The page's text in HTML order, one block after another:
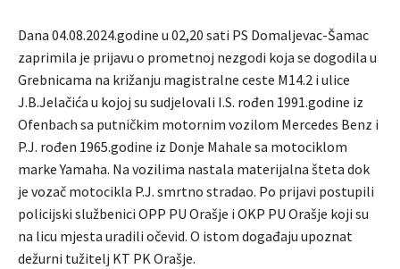
Dana 04.08.2024.godine u 02,20 sati PS Domaljevac-Šamac
zaprimila je prijavu o prometnoj nezgodi koja se dogodila u
Grebnicama na križanju magistralne ceste M14.2 i ulice
J.B.Jelačića u kojoj su sudjelovali I.S. rođen 1991.godine iz
Ofenbach sa putničkim motornim vozilom Mercedes Benz i
P.J. rođen 1965.godine iz Donje Mahale sa motociklom
marke Yamaha. Na vozilima nastala materijalna šteta dok
je vozač motocikla P.J. smrtno stradao. Po prijavi postupili
policijski službenici OPP PU Orašje i OKP PU Orašje koji su
na licu mjesta uradili očevid. O istom događaju upoznat
dežurni tužitelj KT PK Orašje.